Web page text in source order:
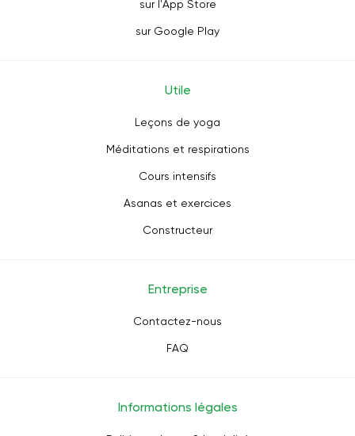
sur l'App Store
sur Google Play
Utile
Leçons de yoga
Méditations et respirations
Cours intensifs
Asanas et exercices
Constructeur
Entreprise
Contactez-nous
FAQ
Informations légales